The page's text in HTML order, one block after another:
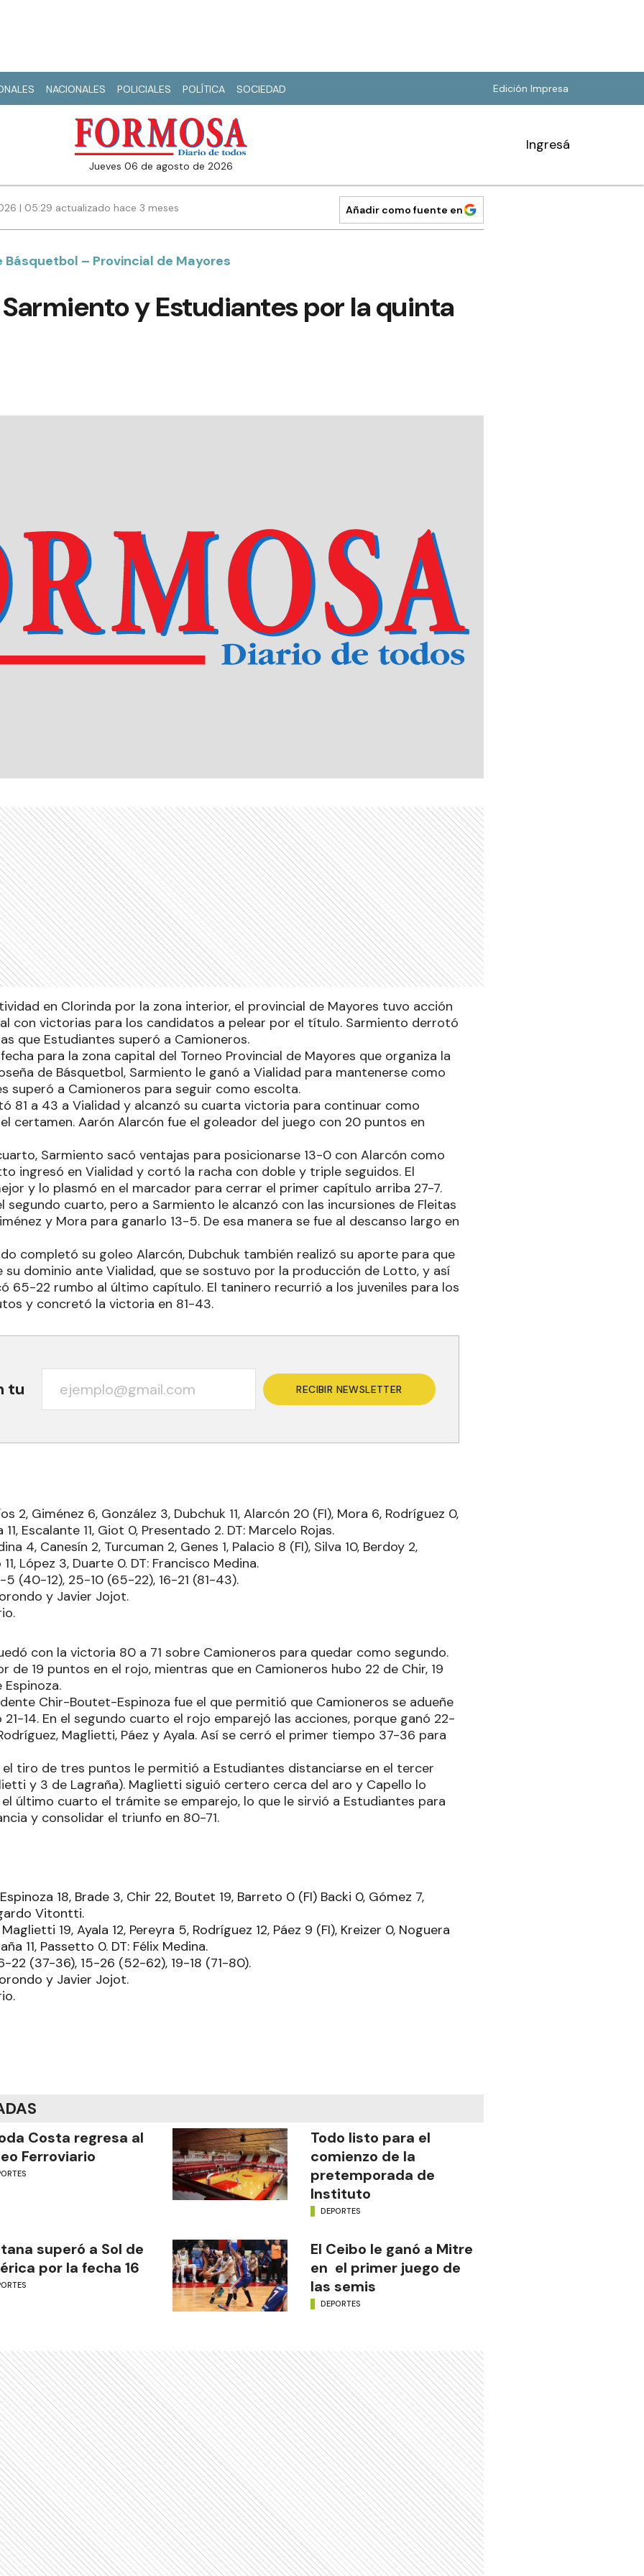
NACIONALES POLICIALES POLÍTICA SOCIEDAD Edición Impresa
jueves 06 de agosto de 2026
Ingresá
| 05:29 actualizado hace 3 meses Añadir como fuente en
– Provincial de Mayores
y Estudiantes por la quinta
en Clorinda por la zona interior, el provincial de Mayores tuvo acción
con victorias para los candidatos a pelear por el título. Sarmiento derrotó
que Estudiantes superó a Camioneros.
para la zona capital del Torneo Provincial de Mayores que organiza la
de Básquetbol, Sarmiento le ganó a Vialidad para mantenerse como
superó a Camioneros para seguir como escolta.
81 a 43 a Vialidad y alcanzó su cuarta victoria para continuar como
certamen. Aarón Alarcón fue el goleador del juego con 20 puntos en
Sarmiento sacó ventajas para posicionarse 13-0 con Alarcón como
ingresó en Vialidad y cortó la racha con doble y triple seguidos. El
y lo plasmó en el marcador para cerrar el primer capítulo arriba 27-7.
segundo cuarto, pero a Sarmiento le alcanzó con las incursiones de Fleitas
y Mora para ganarlo 13-5. De esa manera se fue al descanso largo en
completó su goleo Alarcón, Dubchuk también realizó su aporte para que
su dominio ante Vialidad, que se sostuvo por la producción de Lotto, y así
65-22 rumbo al último capítulo. El taninero recurrió a los juveniles para los
y concretó la victoria en 81-43.
tu RECIBIR NEWSLETTER
2, Giménez 6, González 3, Dubchuk 11, Alarcón 20 (FI), Mora 6, Rodríguez 0,
Escalante 11, Giot 0, Presentado 2. DT: Marcelo Rojas.
4, Canesín 2, Turcuman 2, Genes 1, Palacio 8 (FI), Silva 10, Berdoy 2,
López 3, Duarte 0. DT: Francisco Medina.
5 (40-12), 25-10 (65-22), 16-21 (81-43).
y Javier Jojot.
con la victoria 80 a 71 sobre Camioneros para quedar como segundo.
de 19 puntos en el rojo, mientras que en Camioneros hubo 22 de Chir, 19
Chir-Boutet-Espinoza fue el que permitió que Camioneros se adueñe
14. En el segundo cuarto el rojo emparejó las acciones, porque ganó 22-
Maglietti, Páez y Ayala. Así se cerró el primer tiempo 37-36 para
tiro de tres puntos le permitió a Estudiantes distanciarse en el tercer
y 3 de Lagraña). Maglietti siguió certero cerca del aro y Capello lo
último cuarto el trámite se emparejo, lo que le sirvió a Estudiantes para
y consolidar el triunfo en 80-71.
18, Brade 3, Chir 22, Boutet 19, Barreto 0 (FI) Backi 0, Gómez 7,
Vitontti.
19, Ayala 12, Pereyra 5, Rodríguez 12, Páez 9 (FI), Kreizer 0, Noguera
11, Passetto 0. DT: Félix Medina.
22 (37-36), 15-26 (52-62), 19-18 (71-80).
y Javier Jojot.
Costa regresa al
Ferroviario
Todo listo para el
comienzo de la
pretemporada de
Instituto
DEPORTES
superó a Sol de
por la fecha 16
El Ceibo le ganó a Mitre
en el primer juego de
las semis
DEPORTES